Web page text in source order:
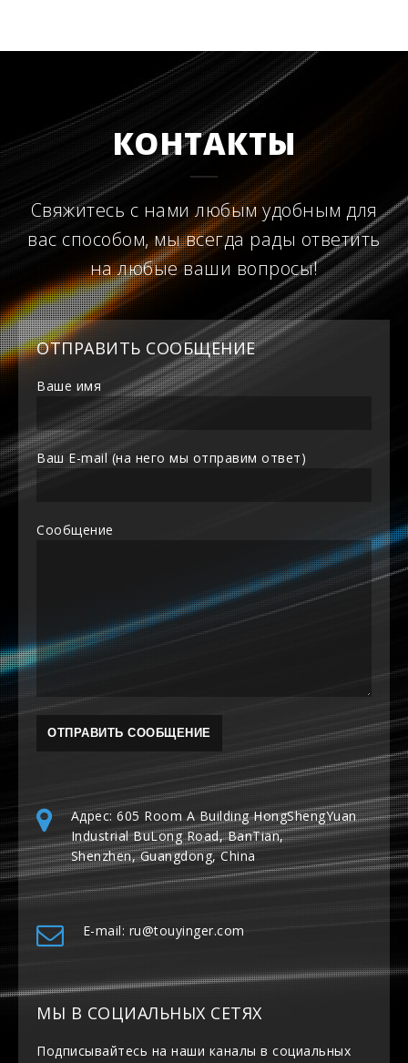
КОНТАКТЫ
Свяжитесь с нами любым удобным для
вас способом, мы всегда рады ответить
на любые ваши вопросы!
ОТПРАВИТЬ СООБЩЕНИЕ
Ваше имя
Ваш E-mail (на него мы отправим ответ)
Сообщение
Адрес: 605 Room A Building HongShengYuan
Industrial BuLong Road, BanTian,
Shenzhen, Guangdong, China
E-mail: ru@touyinger.com
МЫ В СОЦИАЛЬНЫХ СЕТЯХ
Подписывайтесь на наши каналы в социальных